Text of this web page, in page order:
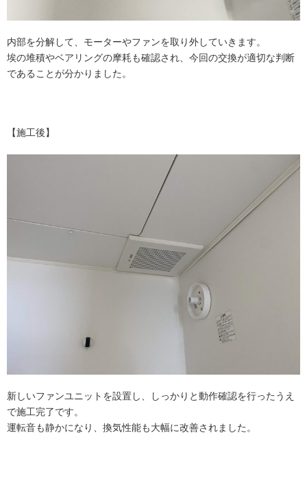
内部を分解して、モーターやファンを取り外していきます。
埃の堆積やベアリングの摩耗も確認され、今回の交換が適切な判断
であることが分かりました。
【施工後】
新しいファンユニットを設置し、しっかりと動作確認を行ったうえ
で施工完了です。
運転音も静かになり、換気性能も大幅に改善されました。